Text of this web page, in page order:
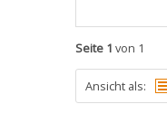
Seite 1 von 1
Ansicht als: